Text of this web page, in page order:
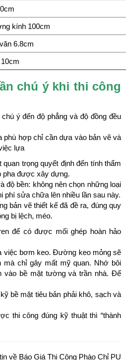
kính 100cm
6.8cm
chú ý khi thi công
ý đến độ phẳng và độ đồng đều
phù hợp chỉ cần dựa vào bản vẽ và
lựa
trọng quyết định đến tính thẩm
pha được xây dựng.
độ bền: không nên chọn những loại
phí sửa chữa lên nhiều lần sau này.
bản vẽ thiết kế đã đề ra, đúng quy
bị lệch, méo.
để có được mối ghép hoàn hảo
việc bơm keo. Đường keo mỏng sẽ
mà chỉ gây mất mỹ quan. Nhớ bôi
vào bề mặt tường và trần nhà. Để
bề mặt tiêu bản phải khô, sạch và
thi công đúng kỹ thuật thì “thành
về Báo Giá Thi Công Phào Chỉ PU